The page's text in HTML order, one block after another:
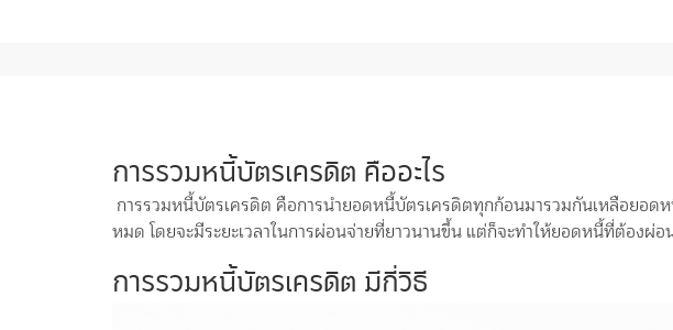
การรวมหนี้บัตรเครดิต คืออะไร
การรวมหนี้บัตรเครดิต คือการนำยอดหนี้บัตรเครดิตทุกก้อนมารวมกันเหลือยอด
หมด โดยจะมีระยะเวลาในการผ่อนจ่ายที่ยาวนานขึ้น แต่ก็จะทำให้ยอดหนี้ที่ต้องผ่
การรวมหนี้บัตรเครดิต มีกี่วิธี